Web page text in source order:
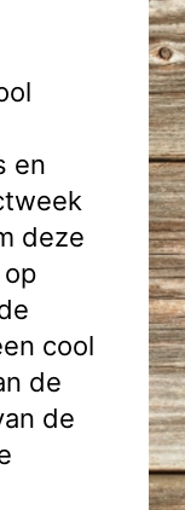
en
deze
op
cool
de
de